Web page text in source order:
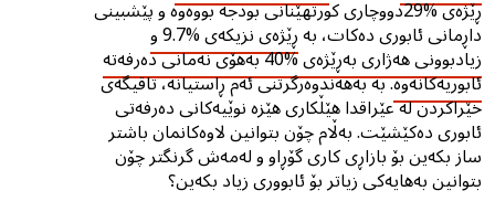
ڕێژەی %29دووچاری کورتهێنانى بودجە بووەوە و پێشبینی
داڕمانی ئابوری دەکات، بە ڕێژەی نزیکەی %9.7 و
زیادبوونی هەژاری بەڕێژەی %40 بەهۆی نەمانی دەرفەتە
ئابوریەکانەوە. بە بەهەندوەرگرتنی ئەم ڕاستیانە، تاقیگەی
خێراكردن لە عێراقدا هێڵکاری هێزە نوێیەکانی دەرفەتی
ئابوری دەکێشێت. بەڵام چۆن بتوانین لاوەکانمان باشتر
ساز بکەین بۆ بازاڕی کاری گۆڕاو و لەمەش گرنگتر چۆن
بتوانین بەهایەکى زیاتر بۆ ئابوورى زیاد بکەین؟